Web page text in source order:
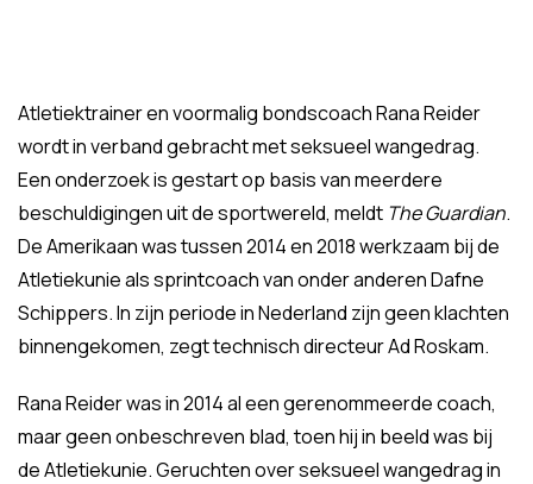
Atletiektrainer en voormalig bondscoach Rana Reider
wordt in verband gebracht met seksueel wangedrag.
Een onderzoek is gestart op basis van meerdere
beschuldigingen uit de sportwereld, meldt The Guardian.
De Amerikaan was tussen 2014 en 2018 werkzaam bij de
Atletiekunie als sprintcoach van onder anderen Dafne
Schippers. In zijn periode in Nederland zijn geen klachten
binnengekomen, zegt technisch directeur Ad Roskam.
Rana Reider was in 2014 al een gerenommeerde coach,
maar geen onbeschreven blad, toen hij in beeld was bij
de Atletiekunie. Geruchten over seksueel wangedrag in